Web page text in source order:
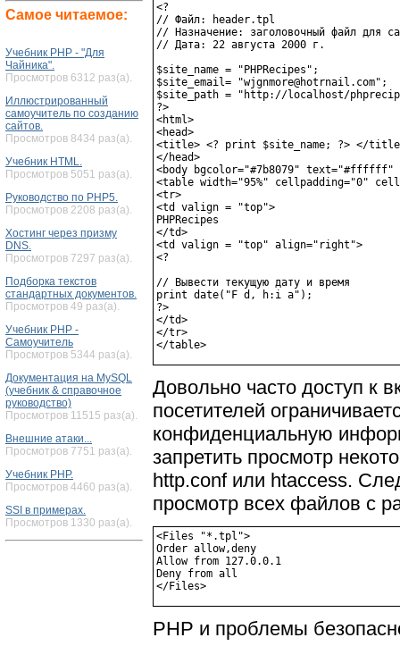
Самое читаемое:
Учебник PHP - "Для
Чайника".
Просмотров 6312 раз(а).
Иллюстрированный
самоучитель по созданию
сайтов.
Просмотров 8434 раз(а).
Учебник HTML.
Просмотров 5051 раз(а).
Руководство по PHP5.
Просмотров 2208 раз(а).
Хостинг через призму
DNS.
Просмотров 7297 раз(а).
Подборка текстов
стандартных документов.
Просмотров 49 раз(а).
Учебник PHP -
Самоучитель
Просмотров 5344 раз(а).
Документация на MySQL
(учебник & справочное
руководство)
Просмотров 11515 раз(а).
Внешние атаки...
Просмотров 7751 раз(а).
Учебник PHP.
Просмотров 4460 раз(а).
SSI в примерах.
Просмотров 1330 раз(а).
<?
// Файл: header.tpl
// Назначение: заголовочный файл для
// Дата: 22 августа 2000 г.
$site_name = "PHPRecipes";
$site_email= "wjgnmore@hotrnail.com";
$site_path = "http://localhost/
?>
<html>
<head>
<title> <? print $site_name; ?> </
</head>
<body bgcolor="#7b8079" text="#ffffff"
<table width="95%" cellpadding="0"
<tr>
<td valign = "top">
PHPRecipes
</td>
<td valign = "top" align="right">
<?
// Вывести текущую дату и время
print date("F d, h:i a");
?>
</td>
</tr>
Довольно часто доступ к
посетителей
конфиденциальную
запретить просмотр
http.conf или htaccess.
просмотр всех файлов с
<Files "*.tpl">
Order allow,deny
Allow from 127.0.0.1
Deny from all
РНР и проблемы